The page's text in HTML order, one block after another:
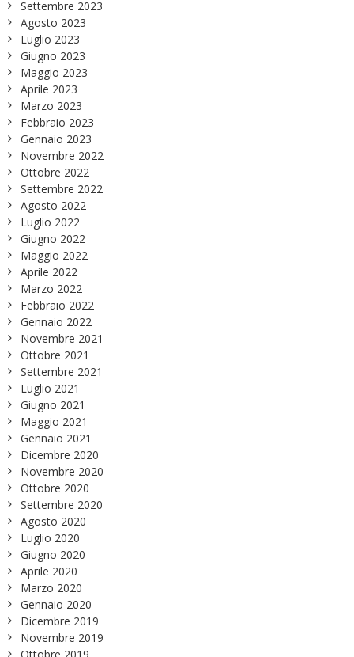
Settembre 2023
Agosto 2023
Luglio 2023
Giugno 2023
Maggio 2023
Aprile 2023
Marzo 2023
Febbraio 2023
Gennaio 2023
Novembre 2022
Ottobre 2022
Settembre 2022
Agosto 2022
Luglio 2022
Giugno 2022
Maggio 2022
Aprile 2022
Marzo 2022
Febbraio 2022
Gennaio 2022
Novembre 2021
Ottobre 2021
Settembre 2021
Luglio 2021
Giugno 2021
Maggio 2021
Gennaio 2021
Dicembre 2020
Novembre 2020
Ottobre 2020
Settembre 2020
Agosto 2020
Luglio 2020
Giugno 2020
Aprile 2020
Marzo 2020
Gennaio 2020
Dicembre 2019
Novembre 2019